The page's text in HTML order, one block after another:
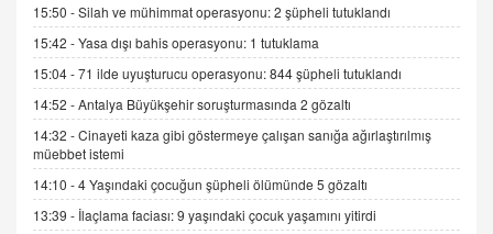
İNCİ GÜL AKÖL
Trump Keşke Adana'yı da Ziyaret Etse...
06.07.2026 13:00
ADEM AKÖL
Esed Destekçilerinin Yüzüne Vurulan Şamar:
Sednaya
11.12.2024 12:30
15:50 -Silah ve mühimmat operasyonu: 2 şüpheli tutuklandı
15:42 -Yasa dışı bahis operasyonu: 1 tutuklama
15:04 -71 ilde uyuşturucu operasyonu: 844 şüpheli tutuklandı
14:52 -Antalya Büyükşehir soruşturmasında 2 gözaltı
14:32 -Cinayeti kaza gibi göstermeye çalışan sanığa ağırlaştırılmış
müebbet istemi
14:10 -4 Yaşındaki çocuğun şüpheli ölümünde 5 gözaltı
13:39 - İlaçlama faciası: 9 yaşındaki çocuk yaşamını yitirdi